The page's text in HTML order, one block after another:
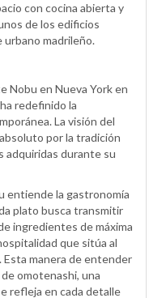
con cocina abierta y
de los edificios
urbano madrileño.
Nobu en Nueva York en
redefinido la
La visión del
por la tradición
adquiridas durante su
entiende la gastronomía
plato busca transmitir
ingredientes de máxima
que sitúa al
Esta manera de entender
omotenashi, una
refleja en cada detalle